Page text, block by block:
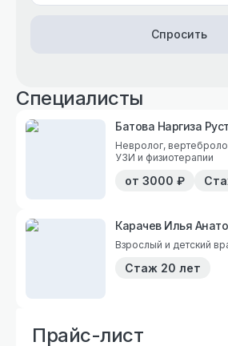
Спросить
Специалисты
Батова Наргиза
Невролог, вертебролог, отоневролог, врач
УЗИ и физиотерапии
от 3000 ₽
Карачев Илья
Взрослый и детский
Стаж 20 лет
Прайс-лист